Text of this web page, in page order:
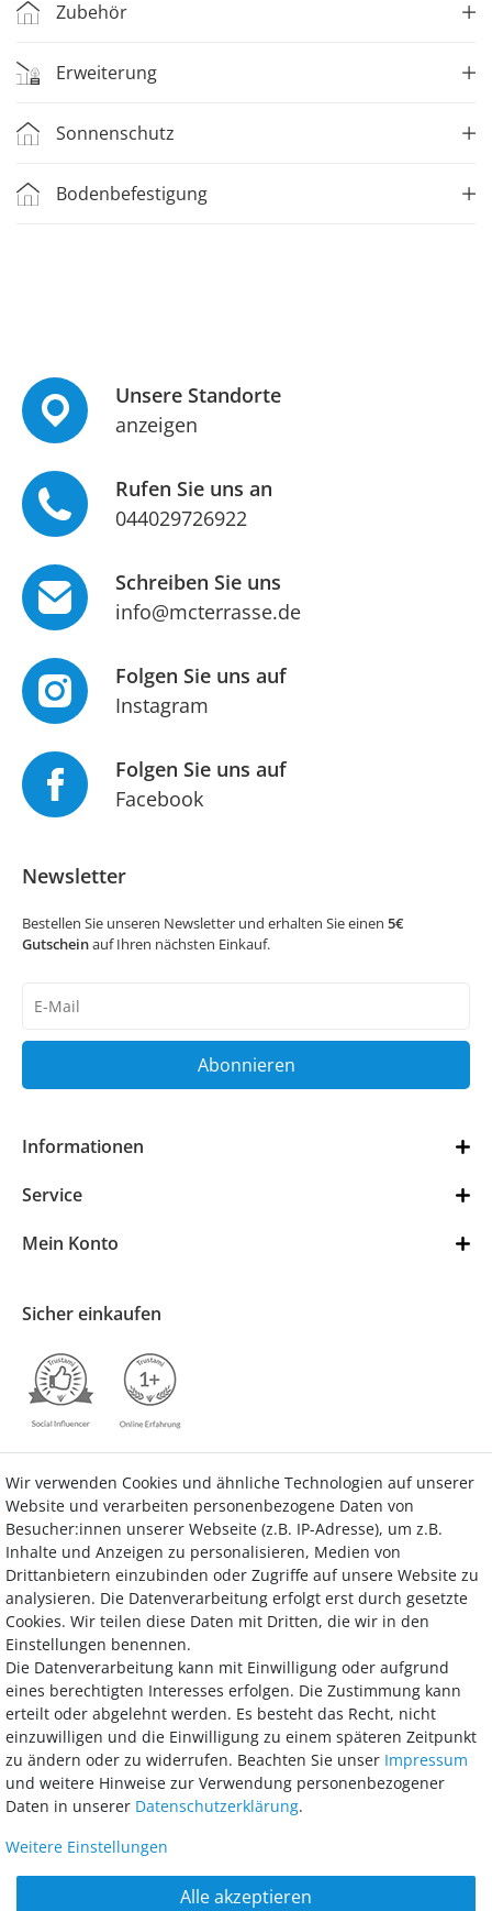
Zubehör
Erweiterung
Sonnenschutz
Bodenbefestigung
Unsere Standorte
anzeigen
Rufen Sie uns an
044029726922
Schreiben Sie uns
info@mcterrasse.de
Folgen Sie uns auf
Instagram
Folgen Sie uns auf
Facebook
Newsletter
Bestellen Sie unseren Newsletter und erhalten Sie einen 5€
Gutscheinauf Ihren nächsten Einkauf.
Honig
Abonnieren
Informationen
Service
Mein Konto
Sicher einkaufen
Vertrag widerrufen Kontakt
Bezahlung
Wir bieten Ihnen viele Möglichkeiten einer sicheren und bequemen
Bezahlung.
Widerrufsrecht Datenschutz
Wir verwenden Cookies und ähnliche Technologien auf unserer
Website und verarbeiten personenbezogene Daten von
Besucher:innen unserer Webseite (z.B. IP-Adresse), um z.B.
Inhalte und Anzeigen zu personalisieren, Medien von
Drittanbietern einzubinden oder Zugriffe auf unsere Website zu
analysieren. Die Datenverarbeitung erfolgt erst durch gesetzte
Cookies. Wir teilen diese Daten mit Dritten, die wir in den
Einstellungen benennen.
Die Datenverarbeitung kann mit Einwilligung oder aufgrund
eines berechtigten Interesses erfolgen. Die Zustimmung kann
erteilt oder abgelehnt werden. Es besteht das Recht, nicht
einzuwilligen und die Einwilligung zu einem späteren Zeitpunkt
zu ändern oder zu widerrufen. Beachten Sie unser Impressum
und weitere Hinweise zur Verwendung personenbezogener
Daten in unserer Daten­schutz­erklärung.
Weitere Einstellungen
Alle akzeptieren